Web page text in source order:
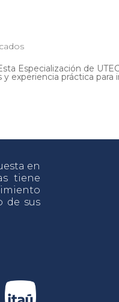
Especialización de
experiencia práctica para
en
tiene
de sus